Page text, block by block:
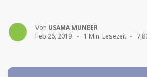
Von USAMA MUNEER
Feb 26, 2019
1 Min. Lesezeit